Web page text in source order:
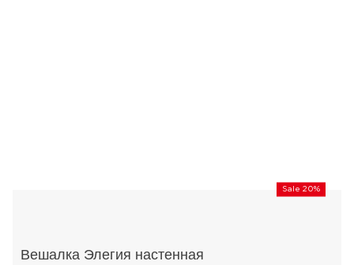
Sale 20%
Вешалка Элегия настенная